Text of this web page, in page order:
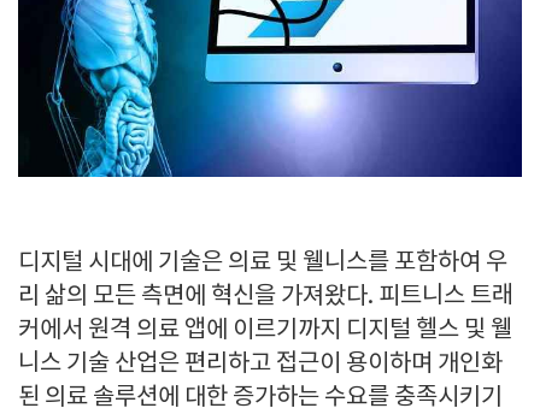
디지털 시대에 기술은 의료 및 웰니스를 포함하여 우
리 삶의 모든 측면에 혁신을 가져왔다. 피트니스 트래
커에서 원격 의료 앱에 이르기까지 디지털 헬스 및 웰
니스 기술 산업은 편리하고 접근이 용이하며 개인화
된 의료 솔루션에 대한 증가하는 수요를 충족시키기